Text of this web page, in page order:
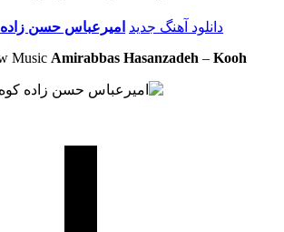
دانلود آهنگ جدید امیرعباس حسن زاده
Music Amirabbas Hasanzadeh – Kooh